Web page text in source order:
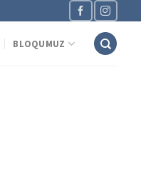
BLOQUMUZ